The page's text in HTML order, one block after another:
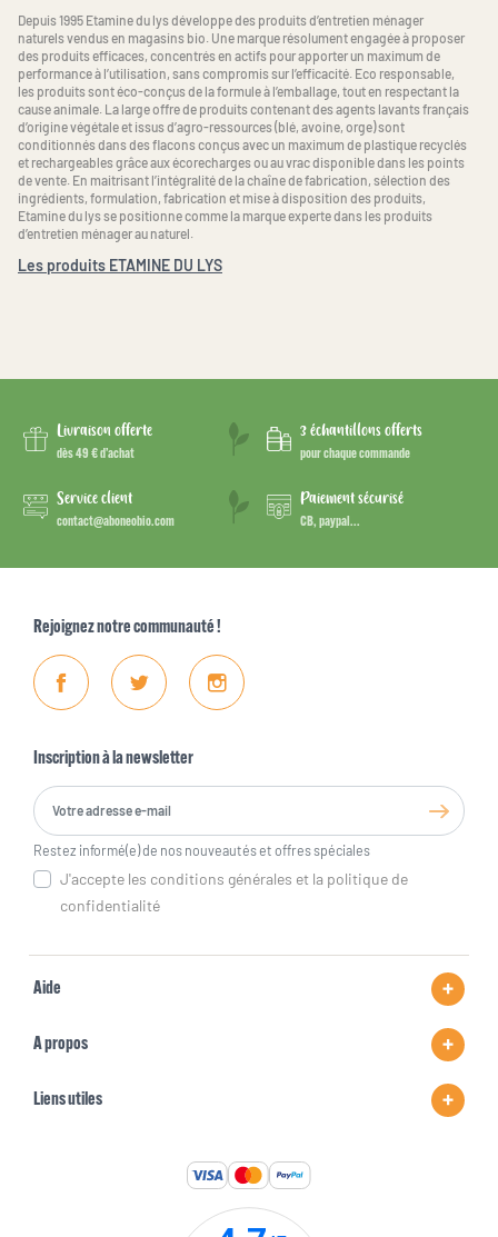
Depuis 1995 Etamine du lys développe des produits d’entretien ménager
naturels vendus en magasins bio. Une marque résolument engagée à proposer
des produits efficaces, concentrés en actifs pour apporter un maximum de
performance à l’utilisation, sans compromis sur l’efficacité. Eco responsable,
les produits sont éco-conçus de la formule à l’emballage, tout en respectant la
cause animale. La large offre de produits contenant des agents lavants français
d’origine végétale et issus d’agro-ressources (blé, avoine, orge) sont
conditionnés dans des flacons conçus avec un maximum de plastique recyclés
et rechargeables grâce aux écorecharges ou au vrac disponible dans les points
de vente. En maitrisant l’intégralité de la chaîne de fabrication, sélection des
ingrédients, formulation, fabrication et mise à disposition des produits,
Etamine du lys se positionne comme la marque experte dans les produits
d’entretien ménager au naturel.
Les produits ETAMINE DU LYS
Livraison offerte
dès 49 € d’achat
3 échantillons offerts
pour chaque commande
Service client
contact@aboneobio.com
Paiement sécurisé
CB, paypal...
Rejoignez notre communauté !
FacebookTwitter Instagram
Inscription à la newsletter
Restez informé(e) de nos nouveautés et offres spéciales
J'accepte les conditions générales et la politique de
confidentialité
Aide
A propos
Liens utiles